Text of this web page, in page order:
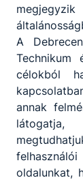
A
Technikum
célokból
annak
oldalunkat,